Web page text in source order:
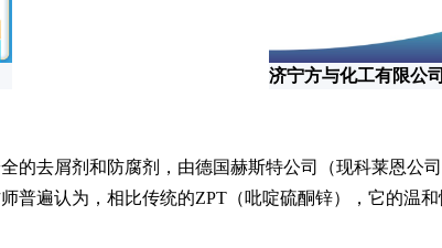
济宁方与化工有限公司
的去屑剂和防腐剂，由德国赫斯特公司（现科莱恩公司
普遍认为，相比传统的ZPT（吡啶硫酮锌），它的温和